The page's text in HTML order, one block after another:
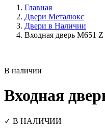
Главная
Двери Металюкс
Двери в Наличии
Входная дверь М651 Z
В наличии
Входная
✓ В НАЛИЧИИ